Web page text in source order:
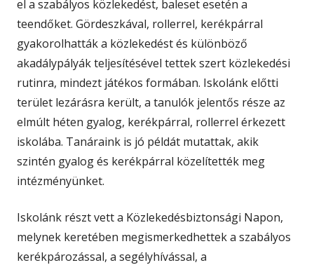
el a szabályos közlekedést, baleset esetén a
teendőket. Gördeszkával, rollerrel, kerékpárral
gyakorolhatták a közlekedést és különböző
akadálypályák teljesítésével tettek szert közlekedési
rutinra, mindezt játékos formában. Iskolánk előtti
terület lezárásra került, a tanulók jelentős része az
elmúlt héten gyalog, kerékpárral, rollerrel érkezett
iskolába. Tanáraink is jó példát mutattak, akik
szintén gyalog és kerékpárral közelítették meg
intézményünket.
Iskolánk részt vett a Közlekedésbiztonsági Napon,
melynek keretében megismerkedhettek a szabályos
kerékpározással, a segélyhívással, a